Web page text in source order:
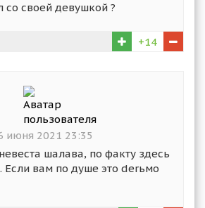
со своей девушкой ?
+14
июня 2021 23:35
шалава, по факту здесь
Если вам по душе это derьмо